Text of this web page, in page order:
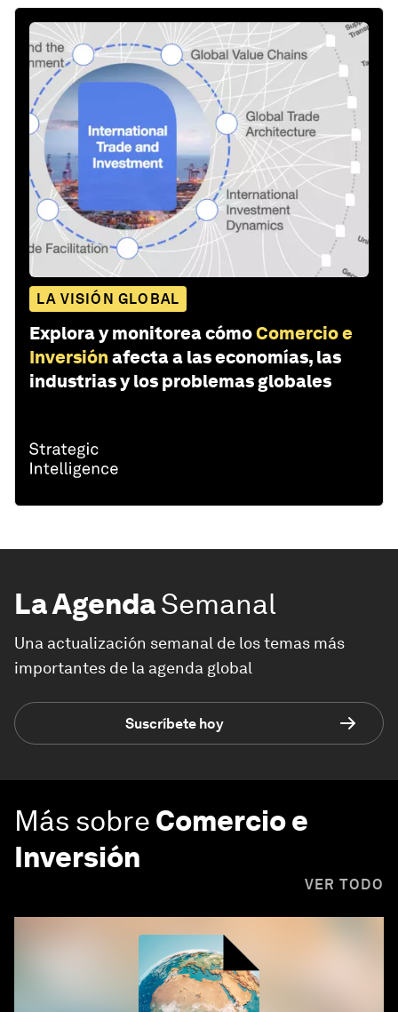
LA VISIÓN GLOBAL
Explora y monitorea cómoComercio e
Inversión afecta a las economías, las
industrias y los problemas globales
La AgendaSemanal
Una actualización semanal de los temas más
importantes de la agenda global
Suscríbete hoy
Más sobre Comercio e
Inversión
VER TODO